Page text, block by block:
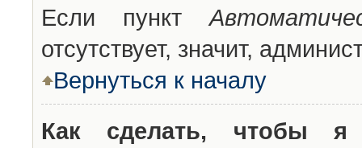
Если пункт
отсутствует, значит,
Вернуться к началу
Как сделать, чтобы